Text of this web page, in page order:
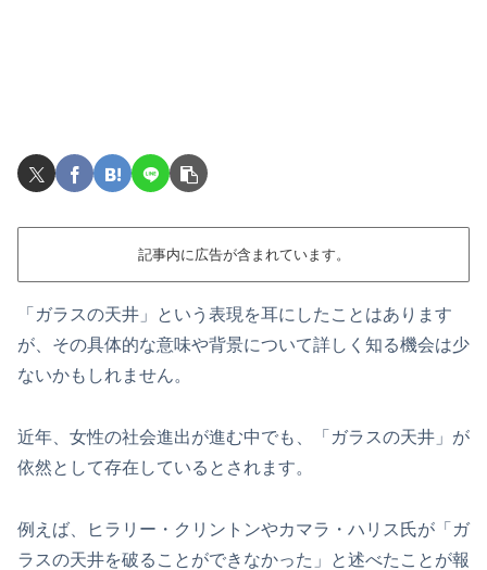
記事内に広告が含まれています。
「ガラスの天井」という表現を耳にしたことはあります
が、その具体的な意味や背景について詳しく知る機会は少
ないかもしれません。
近年、女性の社会進出が進む中でも、「ガラスの天井」が
依然として存在しているとされます。
例えば、ヒラリー・クリントンやカマラ・ハリス氏が「ガ
ラスの天井を破ることができなかった」と述べたことが報